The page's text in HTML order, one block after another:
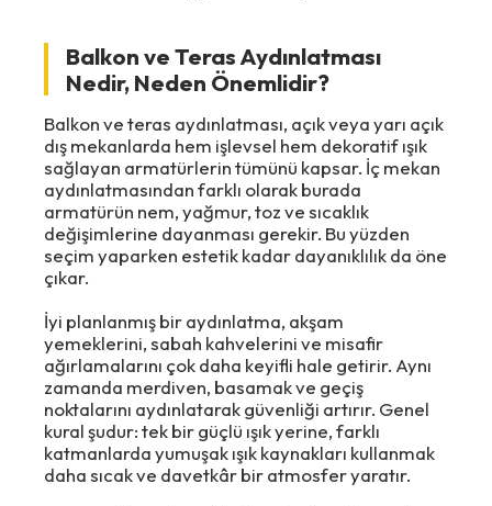
Balkon ve Teras Aydınlatması
Nedir, Neden Önemlidir?
Balkon ve teras aydınlatması, açık veya yarı açık
dış mekanlarda hem işlevsel hem dekoratif ışık
sağlayan armatürlerin tümünü kapsar. İç mekan
aydınlatmasından farklı olarak burada
armatürün nem, yağmur, toz ve sıcaklık
değişimlerine dayanması gerekir. Bu yüzden
seçim yaparken estetik kadar dayanıklılık da öne
çıkar.
İyi planlanmış bir aydınlatma, akşam
yemeklerini, sabah kahvelerini ve misafir
ağırlamalarını çok daha keyifli hale getirir. Aynı
zamanda merdiven, basamak ve geçiş
noktalarını aydınlatarak güvenliği artırır. Genel
kural şudur: tek bir güçlü ışık yerine, farklı
katmanlarda yumuşak ışık kaynakları kullanmak
daha sıcak ve davetkâr bir atmosfer yaratır.